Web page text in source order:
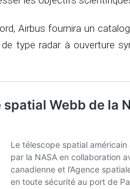
Airbus fournira un
de type radar à ouverture